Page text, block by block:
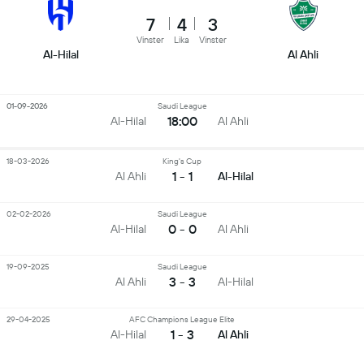
Al-Hilal
7
Vinster
4
Lika
3
Vinster
Al Ahli
Al-Hilal
Saudi League
18:00 Al Ahli
01-09-2026
Al Ahli
King's Cup
1 - 1 Al-Hilal
18-03-2026
Al-Hilal
Saudi League
0 - 0 Al Ahli
02-02-2026
Al Ahli
Saudi League
3 - 3 Al-Hilal
19-09-2025
Al-Hilal
AFC Champions League Elite
1 - 3 Al Ahli
29-04-2025